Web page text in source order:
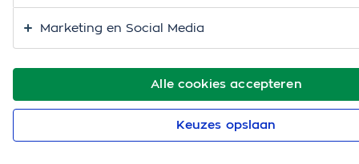
buitenland? Of krijg je bijvoorbeeld pensioen uit het
buitenland? Dan kan dit gevolgen hebben voor
zorgverzekering. Kijk wat je moet regelen.
Alle cookies accepteren
Marketing en Social Media
Keuzes opslaan